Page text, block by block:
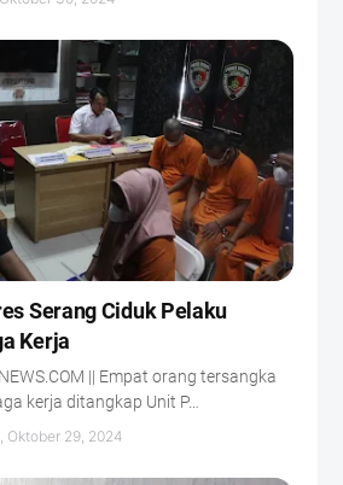
Serang Ciduk Pelaku
Kerja
|| Empat orang tersangka
kerja ditangkap Unit P…
Oktober 29, 2024